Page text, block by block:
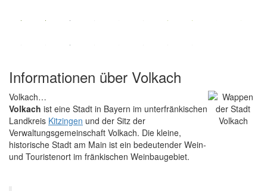
Informationen über Volkach
Volkach…
Volkach ist eine Stadt in Bayern im unterfränkischen
Landkreis Kitzingen und der Sitz der
Verwaltungsgemeinschaft Volkach. Die kleine,
historische Stadt am Main ist ein bedeutender Wein-
und Touristenort im fränkischen Weinbaugebiet.